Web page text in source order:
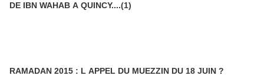
DE IBN WAHAB A QUINCY....(1)
RAMADAN 2015 : L APPEL DU MUEZZIN DU 18 JUIN ?